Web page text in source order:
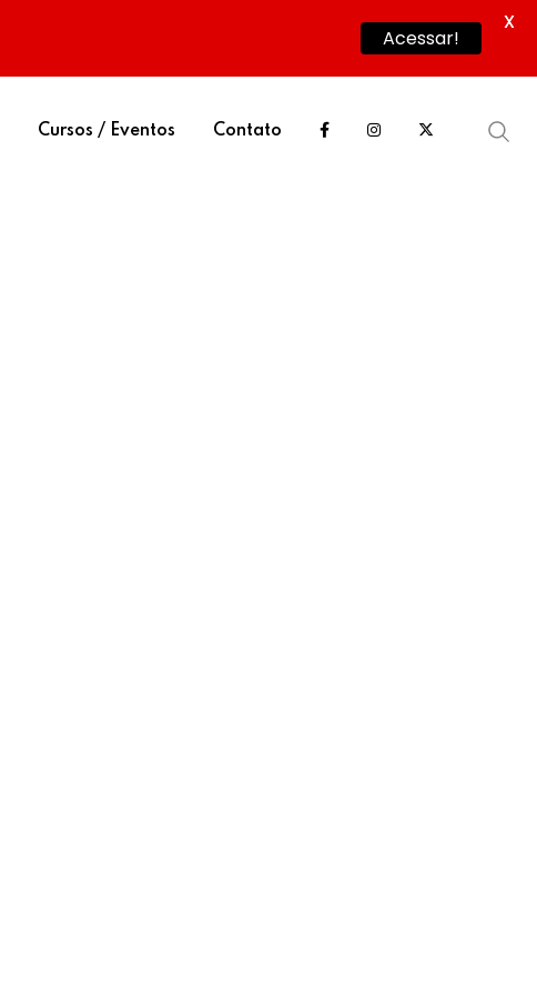
Cursos / Eventos Contato
Acessar!
X